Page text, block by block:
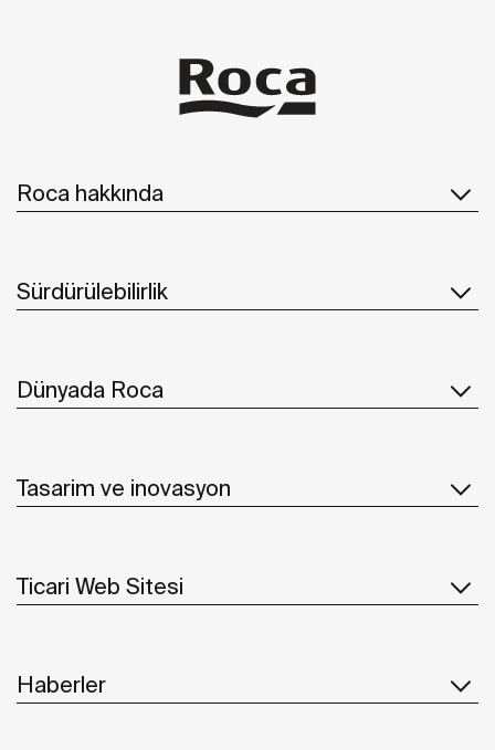
Roca hakkında
Sürdürülebilirlik
Dünyada Roca
Tasarim ve inovasyon
Ticari Web Sitesi
Haberler